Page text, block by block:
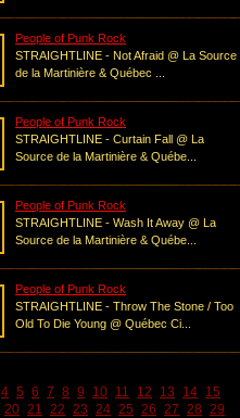
People of Punk Rock
STRAIGHTLINE - Not Afraid @ La Source
de la Martinière & Québec ...
People of Punk Rock
STRAIGHTLINE - Curtain Fall @ La
Source de la Martinière & Québe...
People of Punk Rock
STRAIGHTLINE - Wash It Away @ La
Source de la Martinière & Québe...
People of Punk Rock
STRAIGHTLINE - Throw The Stone / Too
Old To Die Young @ Québec Ci...
4 5 6 7 8 9 10 11 12 13 14 15
20 21 22 23 24 25 26 27 28 29